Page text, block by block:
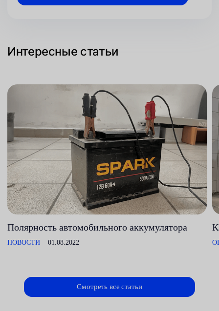
Интересные статьи
Полярность автомобильного аккумулятора
НОВОСТИ 01.08.2022
Смотреть все статьи